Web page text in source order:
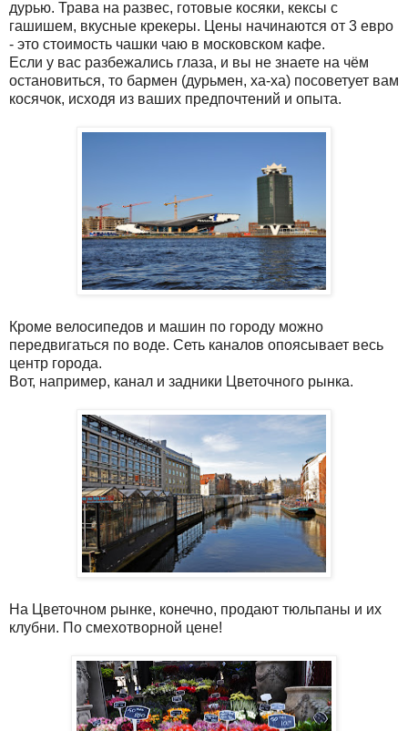
дурью. Трава на развес, готовые косяки, кексы с
гашишем, вкусные крекеры. Цены начинаются от 3 евро
- это стоимость чашки чаю в московском кафе.
Если у вас разбежались глаза, и вы не знаете на чём
остановиться, то бармен (дурьмен, ха-ха) посоветует вам
косячок, исходя из ваших предпочтений и опыта.
Кроме велосипедов и машин по городу можно
передвигаться по воде. Сеть каналов опоясывает весь
центр города.
Вот, например, канал и задники Цветочного рынка.
На Цветочном рынке, конечно, продают тюльпаны и их
клубни. По смехотворной цене!